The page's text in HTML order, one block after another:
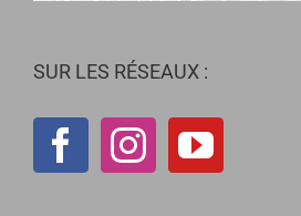
SUR LES RÉSEAUX :